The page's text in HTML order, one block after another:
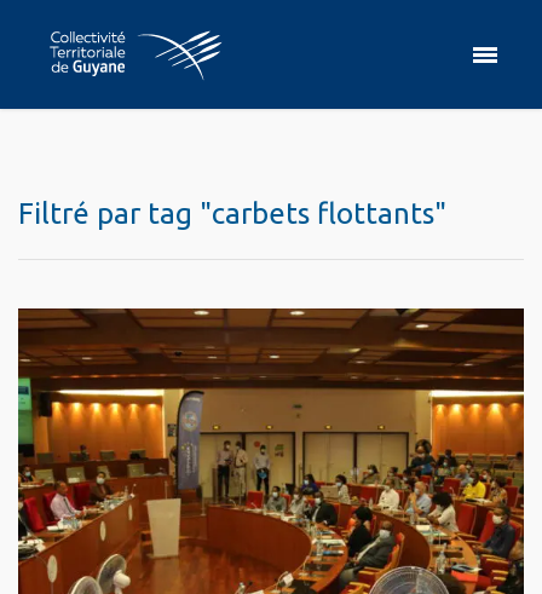
Filtré par tag "carbets flottants"